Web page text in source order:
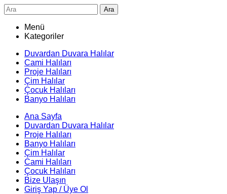
Ara
Menü
Kategoriler
Duvardan Duvara Halılar
Cami Halıları
Proje Halıları
Çim Halılar
Çocuk Halıları
Banyo Halıları
Ana Sayfa
Duvardan Duvara Halılar
Proje Halıları
Banyo Halıları
Çim Halılar
Cami Halıları
Çocuk Halıları
Bize Ulaşın
Giriş Yap / Üye Ol